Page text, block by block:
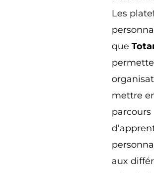
Les
que
mettre
parcours
aux